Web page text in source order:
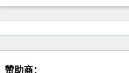
赞助商：